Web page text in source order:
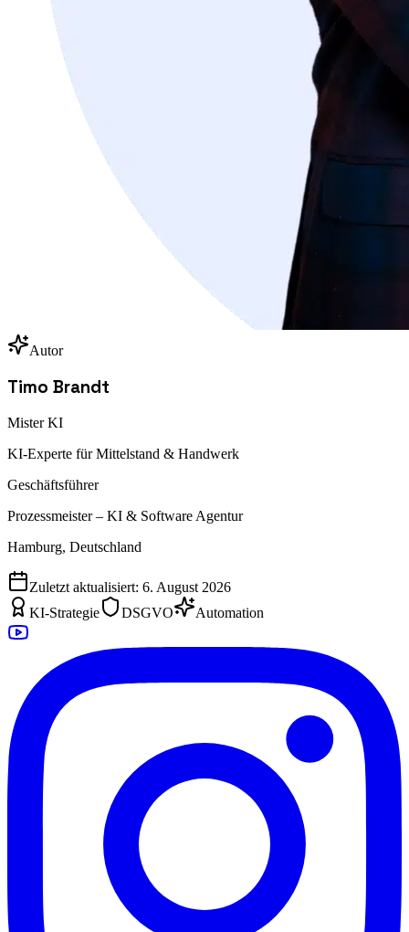
Autor
Timo Brandt
Mister KI
KI-Experte für Mittelstand & Handwerk
Geschäftsführer
Prozessmeister – KI & Software Agentur
Hamburg, Deutschland
Zuletzt aktualisiert: 6. August 2026
KI-Strategie
DSGVO Automation